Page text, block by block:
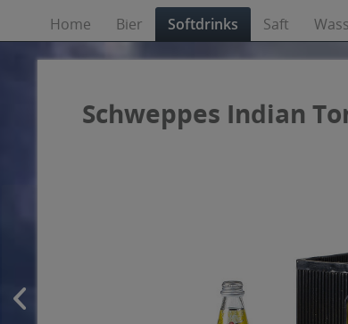
Home Bier Softdrinks Saft
Schweppes Indian